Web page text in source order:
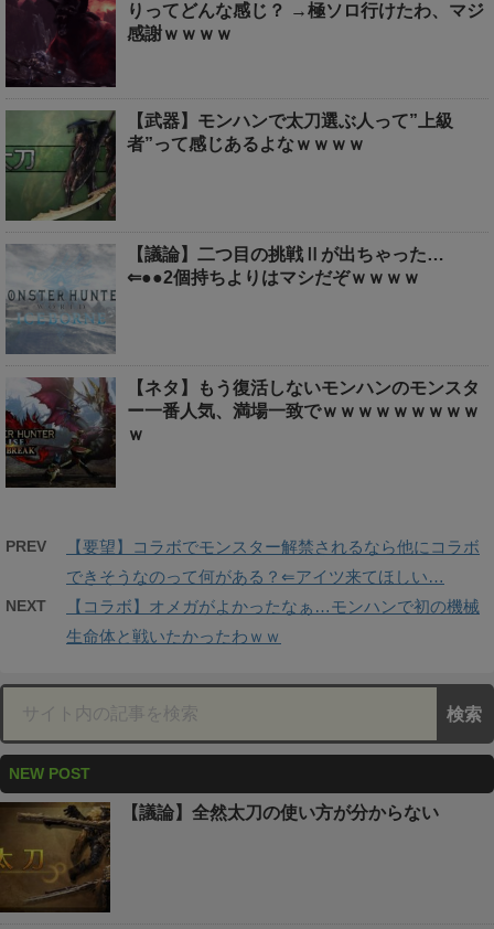
りってどんな感じ？ →極ソロ行けたわ、マジ
感謝ｗｗｗｗ
【武器】モンハンで太刀選ぶ人って”上級
者”って感じあるよなｗｗｗｗ
【議論】二つ目の挑戦Ⅱが出ちゃった…
⇐●●2個持ちよりはマシだぞｗｗｗｗ
【ネタ】もう復活しないモンハンのモンスタ
ー一番人気、満場一致でｗｗｗｗｗｗｗｗｗ
ｗ
PREV
【要望】コラボでモンスター解禁されるなら他にコラボ
できそうなのって何がある？⇐アイツ来てほしい…
NEXT
【コラボ】オメガがよかったなぁ…モンハンで初の機械
生命体と戦いたかったわｗｗ
NEW POST
【議論】全然太刀の使い方が分からない